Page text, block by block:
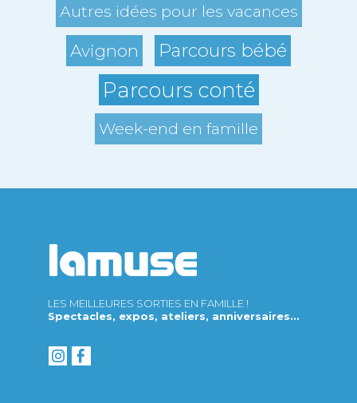
Autres idées pour les vacances
Avignon Parcours bébé
Parcours conté
Week-end en famille
LES MEILLEURES SORTIES EN FAMILLE !
Spectacles, expos, ateliers, anniversaires...